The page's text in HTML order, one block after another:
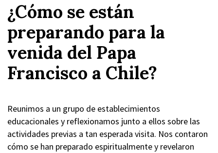
¿Cómo se están
preparando para la
venida del Papa
Francisco a Chile?
Reunimos a un grupo de establecimientos
educacionales y reflexionamos junto a ellos sobre las
actividades previas a tan esperada visita. Nos contaron
cómo se han preparado espiritualmente y revelaron